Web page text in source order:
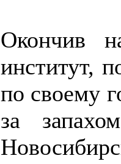
Окончив
институт,
по своему
за